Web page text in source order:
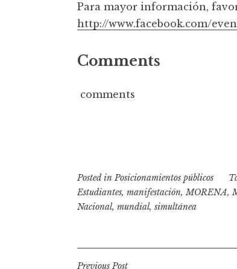
Para mayor información,
http://www.facebook.com/
Comments
comments
Posted in Posicionamientos públicos
Estudiantes, manifestación, MORENA,
Nacional, mundial, simultánea
Previous Post